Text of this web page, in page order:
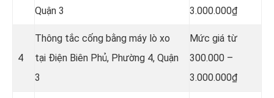
Quận 3
3.000.000₫
4
Thông tắc cống bằng máy lò xo
tại Điện Biên Phủ, Phường 4, Quận
3
Mức giá từ
300.000 –
3.000.000₫